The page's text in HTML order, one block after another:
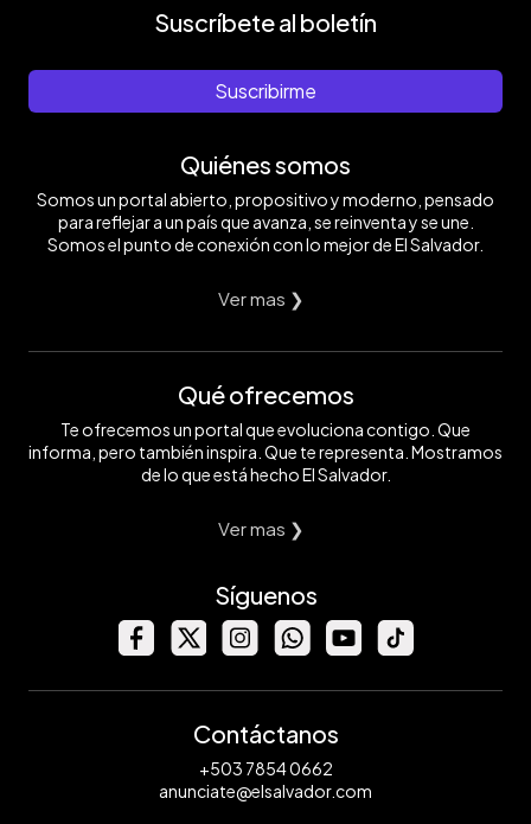
Suscríbete al boletín
Suscribirme
Quiénes somos
Somos un portal abierto, propositivo y moderno, pensado
para reflejar a un país que avanza, se reinventa y se une.
Somos el punto de conexión con lo mejor de El Salvador.
Ver mas ❯
Qué ofrecemos
Te ofrecemos un portal que evoluciona contigo. Que
informa, pero también inspira. Que te representa. Mostramos
de lo que está hecho El Salvador.
Ver mas ❯
Síguenos
Contáctanos
+503 7854 0662
anunciate@elsalvador.com